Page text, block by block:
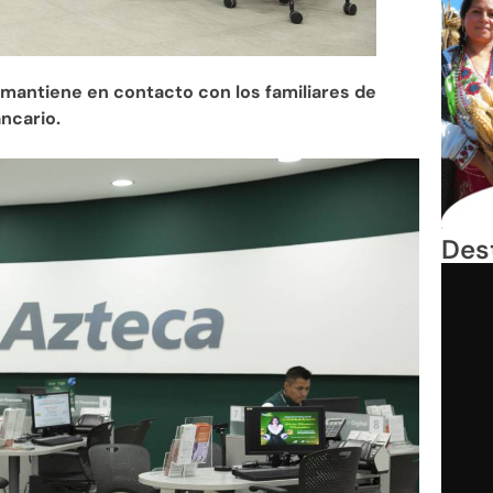
en contacto con los familiares de